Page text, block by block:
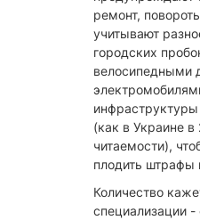
ремонт,
учитывают
городских
велосипедными
(как в Украине
читаемости),
плодить штрафы
​Количество
специализации